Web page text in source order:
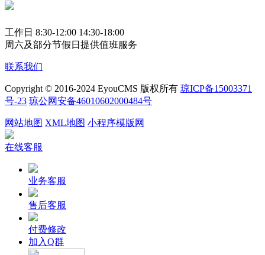
工作日 8:30-12:00 14:30-18:00
周六及部分节假日提供值班服务
联系我们
Copyright © 2016-2024 EyouCMS 版权所有 琼ICP备15003371
号-23 琼公网安备46010602000484号
网站地图 XML地图 小程序模版网
在线客服
业务客服
售后客服
付费修改
加入Q群